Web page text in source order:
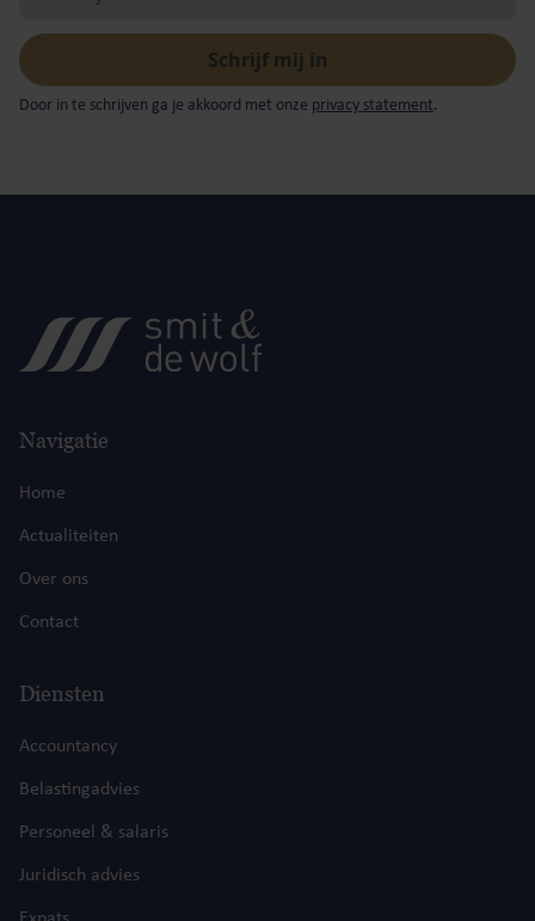
Door in te schrijven ga je akkoord met onze privacy statement.
Navigatie
Home
Actualiteiten
Over ons
Contact
Diensten
Accountancy
Belastingadvies
Personeel & salaris
Juridisch advies